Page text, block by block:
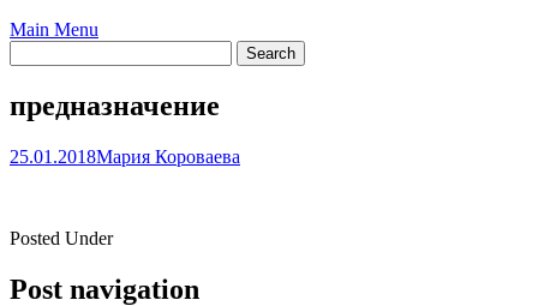
Main Menu
предназначение
25.01.2018Мария Короваева
Posted Under
Post navigation